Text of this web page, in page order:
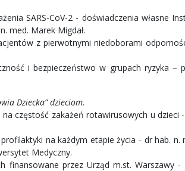
SARS-CoV-2 - doświadczenia własne
med. Marek Migdał.
z pierwotnymi niedoborami
i bezpieczeństwo w grupach ryzyka –
Dziecka” dzieciom.
na częstość zakażeń rotawirusowych u
na każdym etapie życia - dr hab. n.
Medyczny.
finansowane przez Urząd m.st. Warszawy -